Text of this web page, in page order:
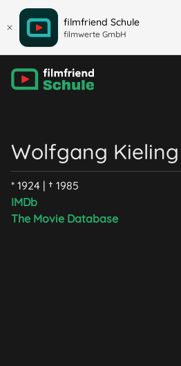
filmfriend Schule
filmwerte GmbH
Wolfgang Kieling
* 1924 | † 1985
IMDb
The Movie Database